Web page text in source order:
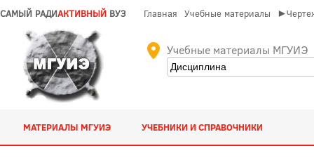
САМЫЙ РАДИАКТИВНЫЙ ВУЗ Главная Учебные материалы
Учебные материалы МГУИЭ
МАТЕРИАЛЫ МГУИЭ УЧЕБНИКИ И СПРАВОЧНИКИ